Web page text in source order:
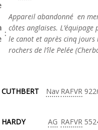
:
Appareil abandonné en
côtes anglaises.
le canot et après cinq jours
rochers de l’île Pelée
CUTHBERT Nav RAFVR
HARDY AG RAFVR